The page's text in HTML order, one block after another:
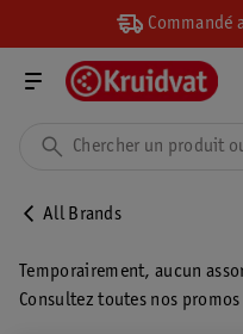
Commandé
All Brands
Temporairement, aucun
Consultez toutes nos promos